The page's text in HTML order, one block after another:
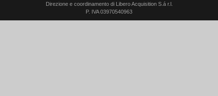
Direzione e coordinamento di Libero Acquisition S.á r.l.
P. IVA 03970540963